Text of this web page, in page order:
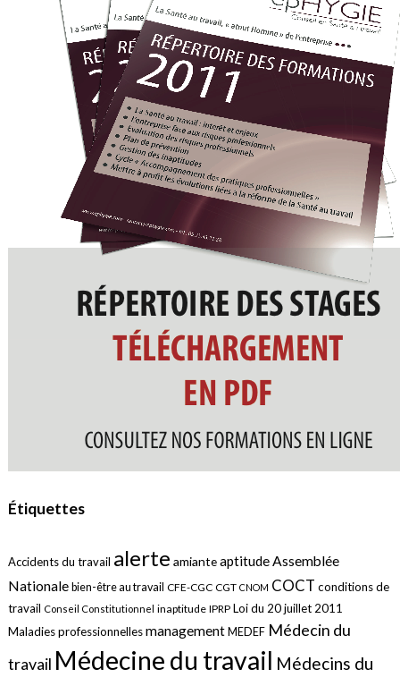
Étiquettes
Accidents du travail alerte amianteaptitude Assemblée
Nationale bien-être au travail CFE-CGC CGT CNOM COCT conditions de
travail Conseil Constitutionnel inaptitude IPRP Loi du 20 juillet 2011
Maladies professionnellesmanagement MEDEF Médecin du
travail Médecine du travail Médecins du